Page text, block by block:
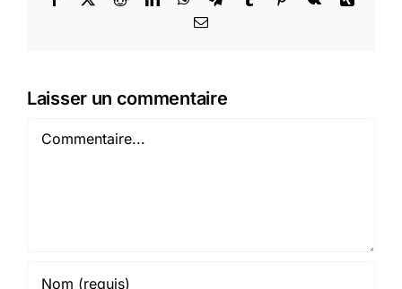
Email
Laisser un commentaire
Commentaire